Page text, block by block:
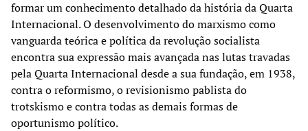
formar um conhecimento detalhado da história da Quarta
Internacional. O desenvolvimento do marxismo como
vanguarda teórica e política da revolução socialista
encontra sua expressão mais avançada nas lutas travadas
pela Quarta Internacional desde a sua fundação, em 1938,
contra o reformismo, o revisionismo pablista do
trotskismo e contra todas as demais formas de
oportunismo político.